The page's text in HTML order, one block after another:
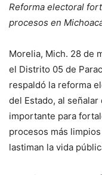
Reforma electoral
procesos en
Morelia, Mich. 28 de
el Distrito 05 de
respaldó la reforma
del Estado, al
importante para
procesos más
lastiman la vida